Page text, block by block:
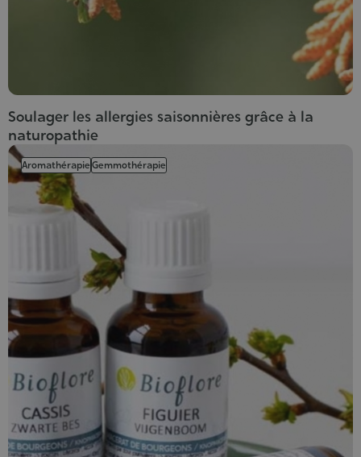
Soulager les allergies saisonnières grâce à la
naturopathie
AromathérapieGemmothérapie